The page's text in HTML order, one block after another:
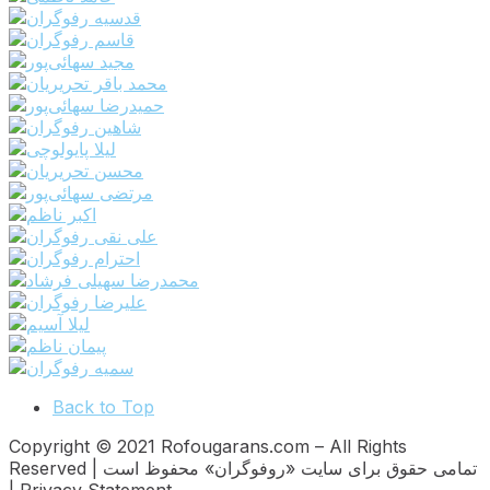
Back to Top
Copyright © 2021 Rofougarans.com – All Rights
Reserved | تمامی حقوق برای سایت «روفوگران» محفوظ است